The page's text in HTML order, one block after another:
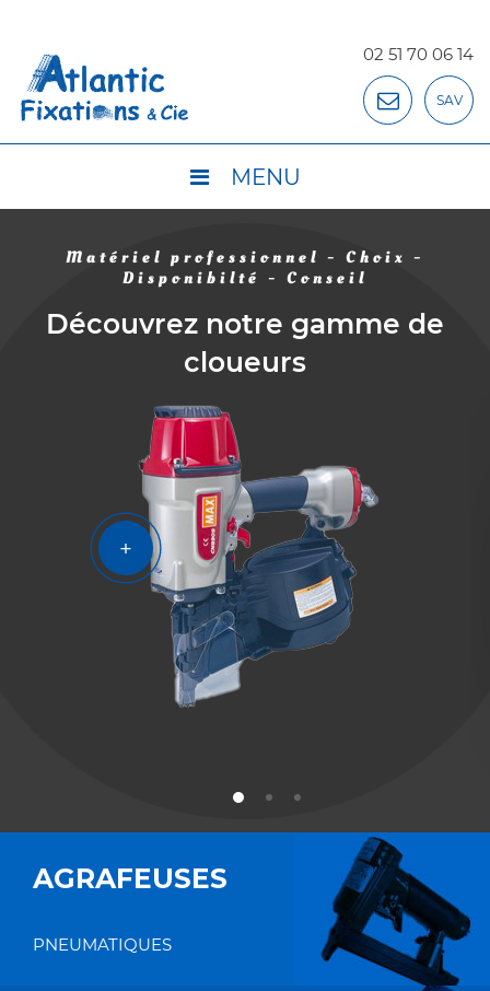
02 51 70 06 14
SAV
MENU
Matériel professionnel - Choix -
Disponibilté - Conseil
Découvrez notre gamme de
cloueurs
AGRAFEUSES
PNEUMATIQUES